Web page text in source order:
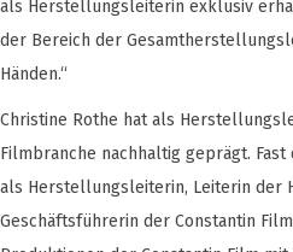
als Herstellungsleiterin exklusiv
der Bereich der
Händen.“
Christine Rothe hat als
Filmbranche nachhaltig geprägt.
als Herstellungsleiterin, Leiterin der
Geschäftsführerin der Constantin